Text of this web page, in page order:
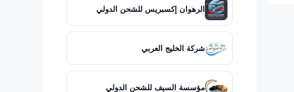
الرهوان إكسبريس للشحن الدولي
شركة الخليج العربي
مؤسسة السيف للشحن الدولي